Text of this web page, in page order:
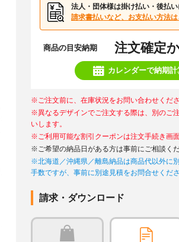
法人・団体様は掛け払い・後払
請求書払いなど、お支払い方法
商品の目安納期 注文確定
カレンダーで納期計
※ご注文前に、在庫状況をお問い合わせくださ
※異なるデザインでご注文する際は、別のご
いします。
※ご利用可能な割引クーポンは注文手続き画
※ご希望の納品日がある方は事前にご相談くだ
※北海道／沖縄県／離島納品は商品代以外に
手数ですが、事前に別途見積をお問合せくださ
請求・ダウンロード